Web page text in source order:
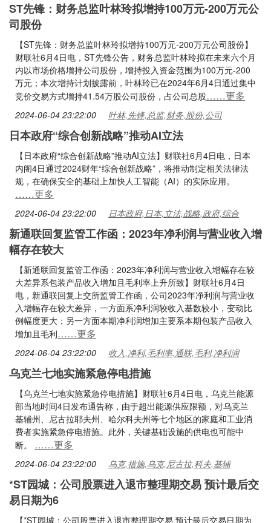
ST先锋：财务总监叶林玲拟增持100万元-200万元公
司股份
【ST先锋：财务总监叶林玲拟增持100万元-200万元公司股份】
财联社6月4日电，ST先锋公告，财务总监叶林玲拟在未来六个月
内以市场价格增持公司股份，增持投入资金范围为100万元-200
万元；本次增持计划披露前，叶林玲已在2024年6月4日通过集中
竞价交易方式增持41.54万股公司股份，占公司总股……更多
2024-06-04 23:22:00 叶林,先锋,总监,财务,股份,公司
日本政府“综合创新战略”推动AI立法
【日本政府“综合创新战略”推动AI立法】财联社6月4日电，日本
内阁4日通过2024财年“综合创新战略”，将推动制定相关法律法
规，在确保安全的基础上加快人工智能（AI）的实际应用。
……更多
2024-06-04 23:22:00 日本政府,日本,立法,战略,政府,综合
新通联回复监管工作函：2023年净利润与营业收入增
幅存在较大
【新通联回复监管工作函：2023年净利润与营业收入增幅存在较
大差异系包装产品收入增加且毛利率上升所致】财联社6月4日
电，新通联回复上交所监管工作函，公司2023年净利润与营业收
入增幅存在较大差异，一方面系净利润较收入基数较小，变动比
例幅度更大；另一方面本期净利润增加主要系本期包装产品收入
增加且毛利……更多
2024-06-04 23:22:00 收入,净利,毛利率,通联,毛利,净利润
乌克兰七地实施紧急停电措施
【乌克兰七地实施紧急停电措施】财联社6月4日电，乌克兰能源
部当地时间4日发布通告称，由于超出能源供应限额，对乌克兰
基辅州、尼古拉耶夫州、哈尔科夫州等七个地区的家庭和工业消
费者实施紧急停电措施。此外，关键基础设施的供电也可能中
断。 ……更多
2024-06-04 23:22:00 乌克,措施,乌克,尼古拉,科夫,基辅
*ST园城：公司股票进入退市整理期交易 预计最后交
易日期为6
【*ST园城：公司股票进入退市整理期交易 预计最后交易日期为